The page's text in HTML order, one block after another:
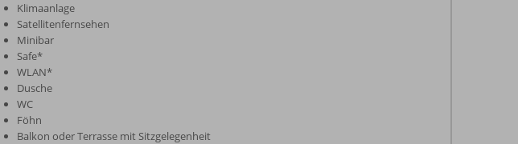
Klimaanlage
Satellitenfernsehen
Minibar
Safe*
WLAN*
Dusche
WC
Föhn
Balkon oder Terrasse mit Sitzgelegenheit